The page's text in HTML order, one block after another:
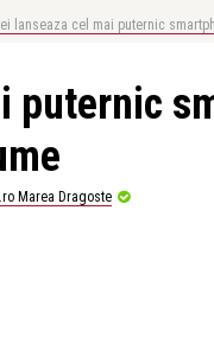
lanseaza cel mai puternic
puternic
Marea Dragoste